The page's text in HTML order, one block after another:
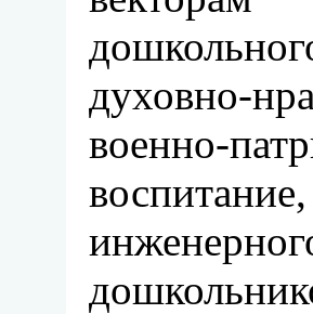
духовно-
военно-